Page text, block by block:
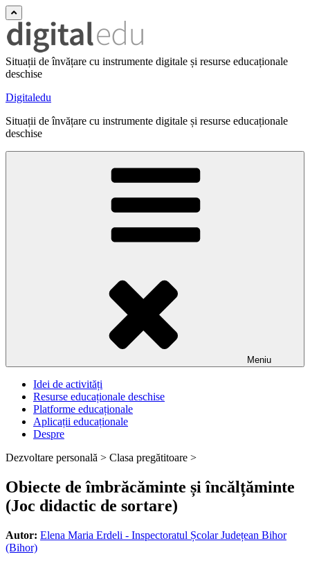
Situații de învățare cu instrumente digitale și resurse educaționale
deschise
Digitaledu
Situații de învățare cu instrumente digitale și resurse educaționale
deschise
Meniu
Idei de activități
Resurse educaționale deschise
Platforme educaționale
Aplicații educaționale
Despre
Dezvoltare personală > Clasa pregătitoare >
Obiecte de îmbrăcăminte și încălțăminte
(Joc didactic de sortare)
Autor: Elena Maria Erdeli - Inspectoratul Școlar Județean Bihor
(Bihor)